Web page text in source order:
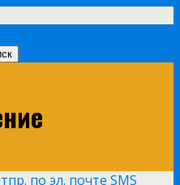
по эл. почте SMS